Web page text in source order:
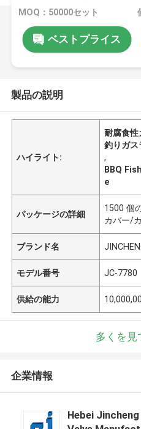
MOQ：50000セット
ベストプライス
製品の説明
ハイライト:
耐腐食性
釣りガス
,
BBQ
e
パッケージの詳細
1500 個
カバー/
ブランド名
モデル番号 JC-7780
供給の能力
多くを見
企業情報
Hebei